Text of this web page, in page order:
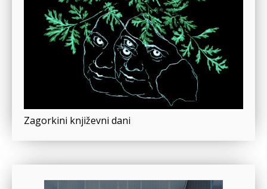
Zagorkini književni dani